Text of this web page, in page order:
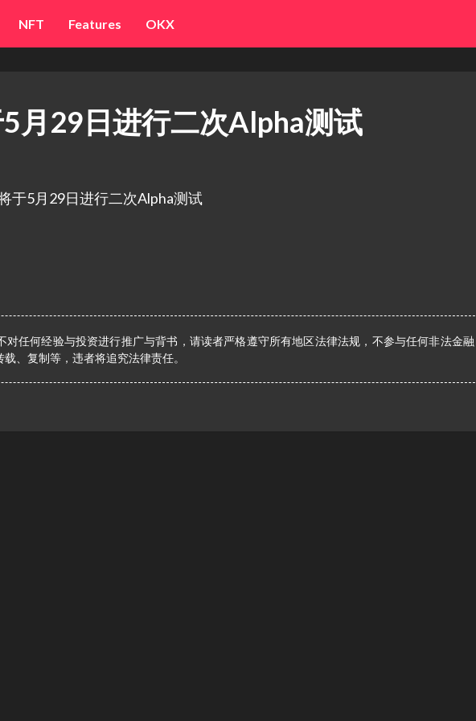
NFT Features OKX
月29日进行二次Alpha测试
于5月29日进行二次Alpha测试
对任何经验与投资进行推广与背书，请读者严格遵守所有地区法律法规，不参与任何非法金融
、复制等，违者将追究法律责任。